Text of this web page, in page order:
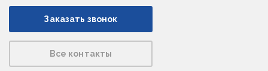
Заказать звонок
Все контакты